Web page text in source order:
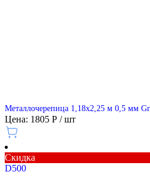
Металлочерепица 1,18х2,25 м 0,5 мм
Цена: 1805 Р / шт
Скидка
D500